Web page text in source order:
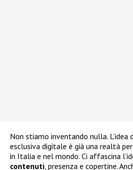
Non stiamo inventando nulla. L’idea
esclusiva digitale è già una realtà
in Italia e nel mondo. Ci affascina
contenuti, presenza e copertine.